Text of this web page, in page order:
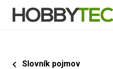
Slovník pojmov